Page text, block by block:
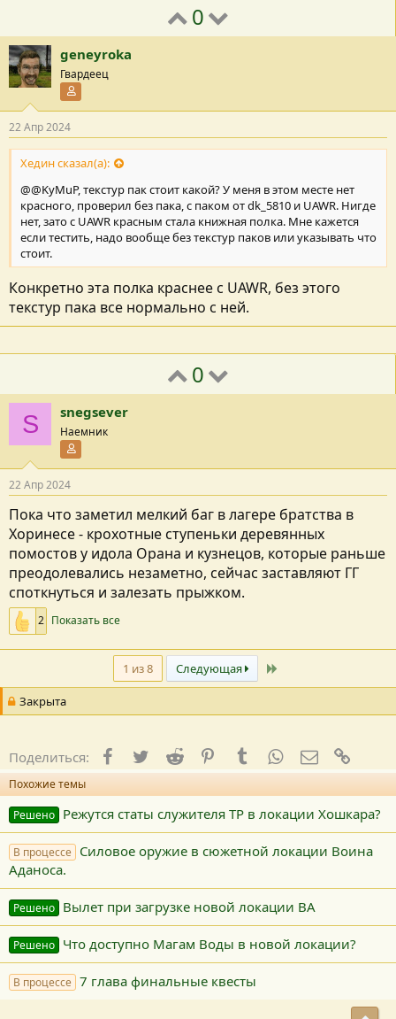
0
geneyroka
Гвардеец
22 Апр 2024
Хедин сказал(а):
@@KyMuP, текстур пак стоит какой? У меня в этом месте нет
красного, проверил без пака, с паком от dk_5810 и UAWR. Нигде
нет, зато с UAWR красным стала книжная полка. Мне кажется
если тестить, надо вообще без текстур паков или указывать что
стоит.
Конкретно эта полка краснее с UAWR, без этого
текстур пака все нормально с ней.
0
S snegsever
Наемник
22 Апр 2024
Пока что заметил мелкий баг в лагере братства в
Хоринесе - крохотные ступеньки деревянных
помостов у идола Орана и кузнецов, которые раньше
преодолевались незаметно, сейчас заставляют ГГ
споткнуться и залезать прыжком.
2 Показать все
1 из 8 Следующая
Закрыта
Поделиться: Facebook
TwitterReddit PinterestTumblrWhatsApp
E-mail
Похожие темы
Решено Режутся статы служителя ТР в локации Хошкара?
В процессе Силовое оружие в сюжетной локации Воина
Аданоса.
Решено Вылет при загрузке новой локации ВА
Решено Что доступно Магам Воды в новой локации?
В процессе 7 глава финальные квесты